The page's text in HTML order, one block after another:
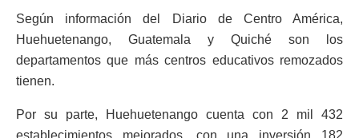
Según información del Diario de Centro América,
Huehuetenango, Guatemala y Quiché son los
departamentos que más centros educativos remozados
tienen.
Por su parte, Huehuetenango cuenta con 2 mil 432
establecimientos mejorados, con una inversión 182